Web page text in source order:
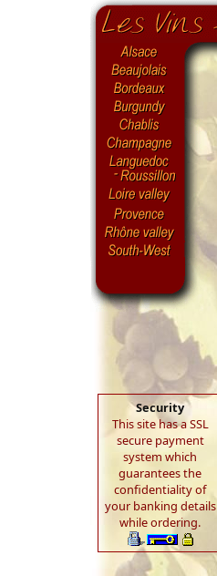
Security
This site has a SSL
secure payment
system which
guarantees the
confidentiality of
your banking details
while ordering.